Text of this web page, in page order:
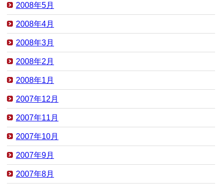
2008年5月
2008年4月
2008年3月
2008年2月
2008年1月
2007年12月
2007年11月
2007年10月
2007年9月
2007年8月